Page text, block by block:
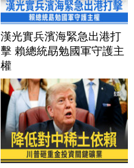
漢光實兵濱海緊急出港打
擊 賴總統勗勉國軍守護主
權